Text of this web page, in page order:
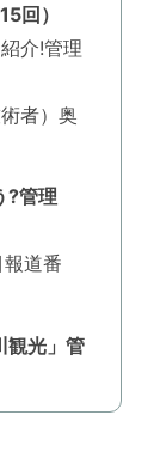
回）
介!管理
者）奥
?管理
道番
観光」管